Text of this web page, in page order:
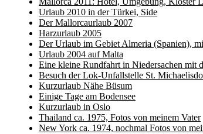
Urlaub 2010 in der Türkei, Side
Der Mallorcaurlaub 2007
Harzurlaub 2005
Der Urlaub im Gebiet Almeria (Spanien),
Urlaub 2004 auf Malta
Eine kleine Rundfahrt in Niedersachen mit
Besuch der Lok-Unfallstelle St.
Kurzurlaub Nähe Büsum
Einige Tage am Bodensee
Kurzurlaub in Oslo
Thailand ca. 1975, Fotos von meinem Vater
New York ca. 1974, nochmal Fotos von